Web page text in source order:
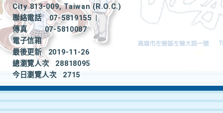
City 813-009, Taiwan (R.O.C.)
聯絡電話
07-5819155
|
傳真
07-5810087
電子信箱
最後更新
2019-11-26
總瀏覽人次
28818095
今日瀏覽人次
2715